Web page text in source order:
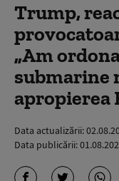
Trump,
„Am
submarine
apropierea
Data actualizării:
Data publicării: